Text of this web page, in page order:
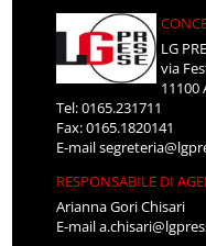
LG
via
11100
Tel: 0165.231711
Fax: 0165.1820141
E-mail
RESPONSABILE DI
Arianna Gori Chisari
E-mail